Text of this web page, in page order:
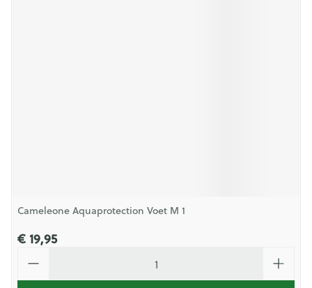
Cameleone Aquaprotection Voet M 1
€ 19,95